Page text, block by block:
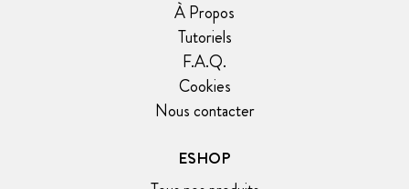
À Propos
Tutoriels
F.A.Q.
Cookies
Nous contacter
ESHOP